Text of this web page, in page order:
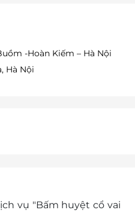
-Hoàn Kiếm – Hà Nội
Hà Nội
vụ "Bấm huyệt cổ vai